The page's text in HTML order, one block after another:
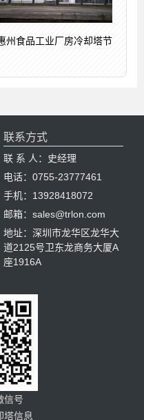
州食品工业厂房冷却塔节
联系方式
联 系 人：史经理
电话：0755-23777461
手机：13928418072
邮箱：sales@trlon.com
地址：深圳市龙华区龙华大
道2125号卫东龙商务大厦A
座1916A
信号
塔信息